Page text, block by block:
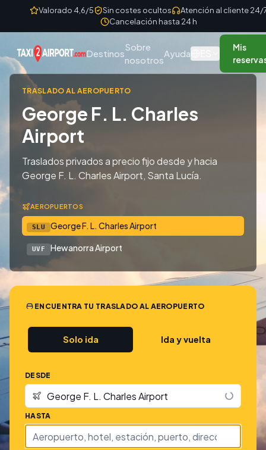
Skip to contentValorado 4,6/5 Sin costes ocultos
Atención al cliente 24/
Cancelación hasta 24 h
Destinos
Sobre
nosotros
Ayuda
Mis
TRASLADO AL AEROPUERTO
George F. L. Charles
Airport
Traslados privados a precio fijo desde y hacia
George F. L. Charles Airport, Santa Lucía.
AEROPUERTOS
SLU George F. L. Charles Airport
UVF Hewanorra Airport
ENCUENTRA TU TRASLADO AL AEROPUERTO
Solo ida Ida y vuelta
DESDE
HASTA